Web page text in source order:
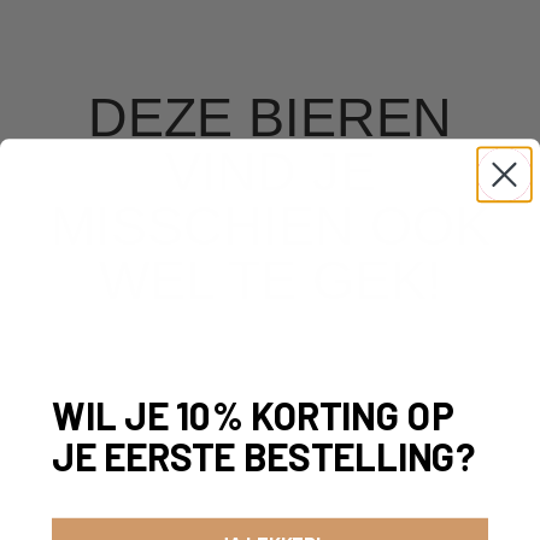
DEZE BIEREN
WIL JE 10% KORTING OP
JE EERSTE BESTELLING?